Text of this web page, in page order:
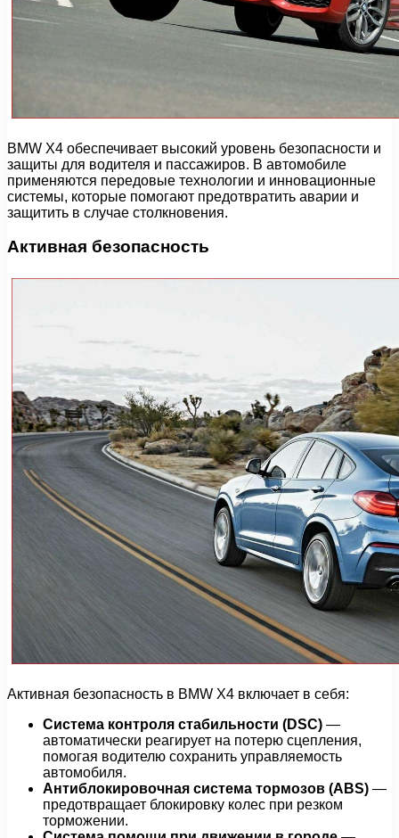
BMW X4 обеспечивает высокий уровень безопасности и
защиты для водителя и пассажиров. В автомобиле
применяются передовые технологии и инновационные
системы, которые помогают предотвратить аварии и
защитить в случае столкновения.
Активная безопасность
Активная безопасность в BMW X4 включает в себя:
Система контроля стабильности (DSC) —
автоматически реагирует на потерю сцепления,
помогая водителю сохранить управляемость
автомобиля.
Антиблокировочная система тормозов (ABS) —
предотвращает блокировку колес при резком
торможении.